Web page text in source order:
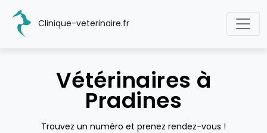
Clinique-veterinaire.fr
Vétérinaires à
Pradines
Trouvez un numéro et prenez rendez-vous !